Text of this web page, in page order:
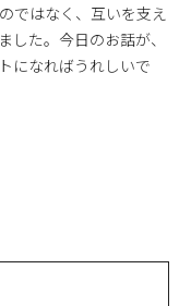
ではなく、互いを支え
した。今日のお話が、
になればうれしいで